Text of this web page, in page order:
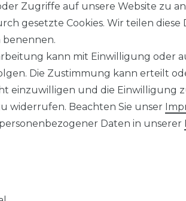
Zugriffe auf unsere Website zu
gesetzte Cookies. Wir teilen
kann mit Einwilligung oder
Die Zustimmung kann erteilt
einzuwilligen und die Einwilligung
widerrufen. Beachten Sie unser
Daten in unserer